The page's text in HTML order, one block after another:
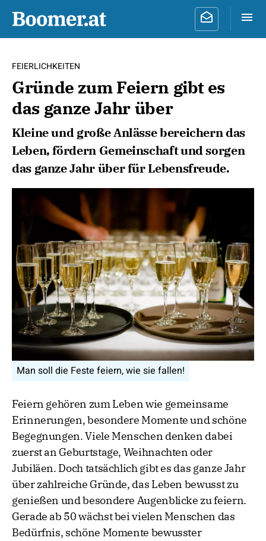
FEIERLICHKEITEN
Gründe zum Feiern gibt es
das ganze Jahr über
Kleine und große Anlässe bereichern das
Leben, fördern Gemeinschaft und sorgen
das ganze Jahr über für Lebensfreude.
Man soll die Feste feiern, wie sie fallen!
Feiern gehören zum Leben wie gemeinsame
Erinnerungen, besondere Momente und schöne
Begegnungen. Viele Menschen denken dabei
zuerst an Geburtstage, Weihnachten oder
Jubiläen. Doch tatsächlich gibt es das ganze Jahr
über zahlreiche Gründe, das Leben bewusst zu
genießen und besondere Augenblicke zu feiern.
Gerade ab 50 wächst bei vielen Menschen das
Bedürfnis, schöne Momente bewusster